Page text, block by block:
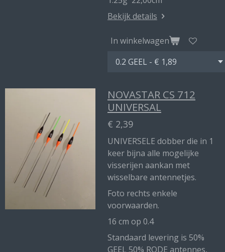
Bekijk details
In winkelwagen
NOVASTAR CS 712
UNIVERSAL
€ 2,39
UNIVERSELE dobber die in 1
keer bijna alle mogelijke
visserijen aankan met
wisselbare antennetjes.
Foto rechts enkele
voorwaarden.
16 cm op 0.4
Standaard levering is 50%
GEEL 50% RODE antennes,